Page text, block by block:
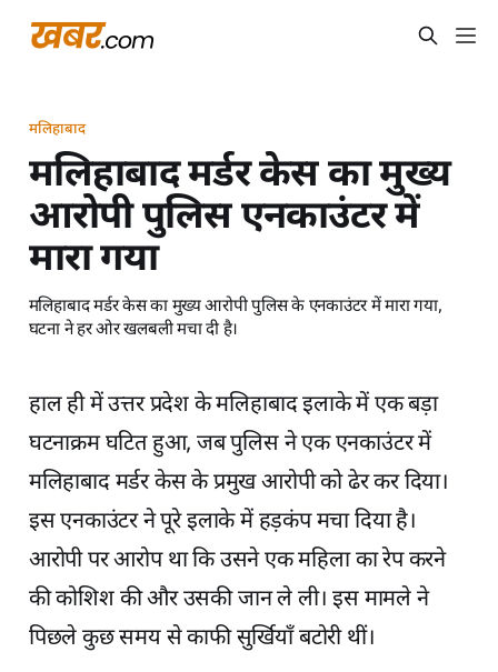
मलिहाबाद
मलिहाबाद मर्डर केस का मुख्य
आरोपी पुलिस एनकाउंटर में
मारा गया
मलिहाबाद मर्डर केस का मुख्य आरोपी पुलिस के एनकाउंटर में मारा गया,
घटना ने हर ओर खलबली मचा दी है।
हाल ही में उत्तर प्रदेश के मलिहाबाद इलाके में एक बड़ा
घटनाक्रम घटित हुआ, जब पुलिस ने एक एनकाउंटर में
मलिहाबाद मर्डर केस के प्रमुख आरोपी को ढेर कर दिया।
इस एनकाउंटर ने पूरे इलाके में हड़कंप मचा दिया है।
आरोपी पर आरोप था कि उसने एक महिला का रेप करने
की कोशिश की और उसकी जान ले ली। इस मामले ने
पिछले कुछ समय से काफी सुर्खियाँ बटोरी थीं।